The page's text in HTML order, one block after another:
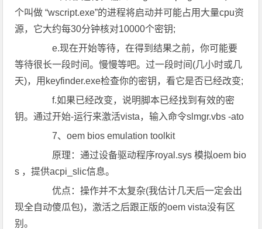
个叫做 “wscript.exe”的进程将启动并可能占用大量cpu资
源，它大约每30分钟核对10000个密钥;
e.现在开始等待，在得到结果之前，你可能要
等待很长一段时间。慢慢等吧。过一段时间(几小时或几
天)，用keyfinder.exe检查你的密钥，看它是否已经改变;
f.如果已经改变，说明脚本已经找到有效的密
钥。通过开始-运行来激活vista，输入命令slmgr.vbs -ato
7、oem bios emulation toolkit
原理：通过设备驱动程序royal.sys 模拟oem bio
s ，提供acpi_slic信息。
优点：操作并不太复杂(我估计几天后一定会出
现全自动傻瓜包)，激活之后跟正版的oem vista没有区
别。